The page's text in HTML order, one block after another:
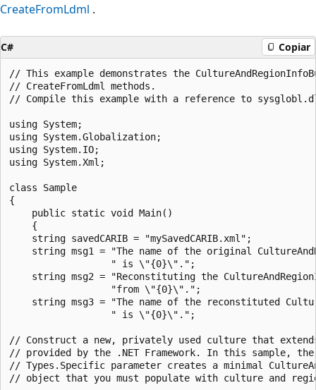
CreateFromLdml .
C# Copiar
// This example demonstrates the
// CreateFromLdml methods.
// Compile this example with a reference to
using System;
using System.Globalization;
using System.IO;
using System.Xml;
class Sample
{
    public static void Main()
    {
    string savedCARIB = "mySavedCARIB.xml";
string msg1 = "The name of the original
                  " is \"{0}\".";
string msg2 = "Reconstituting the
                  "from \"{0}\".";
string msg3 = "The name of the reconstituted
                  " is \"{0}\".";
// Construct a new, privately used culture that
// provided by the .NET Framework. In this sample, the
// Types.Specific parameter creates a minimal
// object that you must populate with culture and